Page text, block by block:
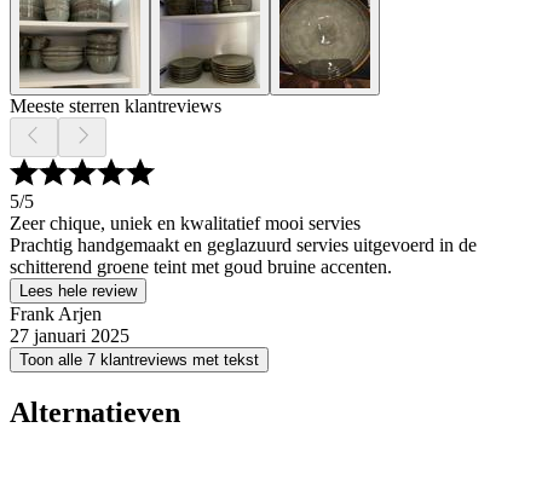
Meeste sterren klantreviews
5/5
Zeer chique, uniek en kwalitatief mooi servies
Prachtig handgemaakt en geglazuurd servies uitgevoerd in de
schitterend groene teint met goud bruine accenten.
Lees hele review
Frank Arjen
27 januari 2025
Toon alle 7 klantreviews met tekst
Alternatieven